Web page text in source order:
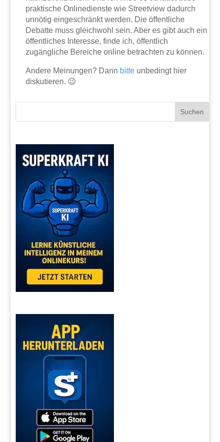
praktische Onlinedienste wie Streetview dadurch
unnötig eingeschränkt werden. Die öffentliche
Debatte muss gleichwohl sein. Aber es gibt auch ein
öffentliches Interesse, finde ich, öffentlich
zugängliche Bereiche online betrachten zu können.
Andere Meinungen? Dann bitte unbedingt hier
diskutieren. 😉